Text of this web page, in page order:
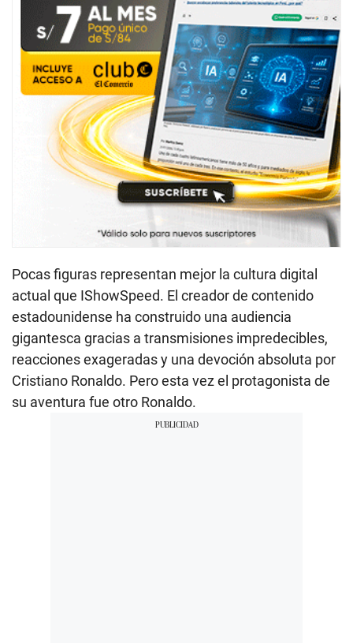
Pocas figuras representan mejor la cultura digital
actual que IShowSpeed. El creador de contenido
estadounidense ha construido una audiencia
gigantesca gracias a transmisiones impredecibles,
reacciones exageradas y una devoción absoluta por
Cristiano Ronaldo. Pero esta vez el protagonista de
su aventura fue otro Ronaldo.